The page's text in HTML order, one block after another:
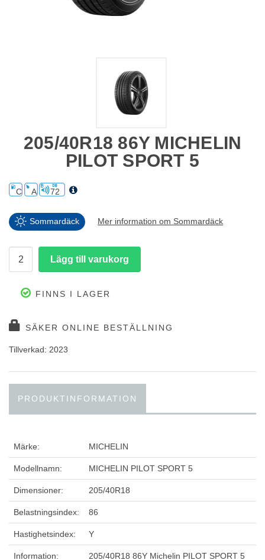
205/40R18 86Y MICHELIN
PILOT SPORT 5
C A 72
Sommardäck Mer information om Sommardäck
FINNS I LAGER
SÄKER ONLINE BESTÄLLNING
Tillverkad: 2023
PRODUKTINFORMATION
Märke: MICHELIN
Modellnamn: MICHELIN PILOT SPORT 5
Dimensioner: 205/40R18
Belastningsindex: 86
Hastighetsindex: Y
Information:
205/40R18 86Y Michelin PILOT SPORT 5